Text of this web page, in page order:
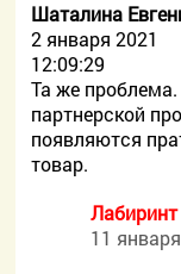
Шаталина
2 января 2021
12:09:29
Та же
партнерской
появляются
товар.
Лабиринт
11